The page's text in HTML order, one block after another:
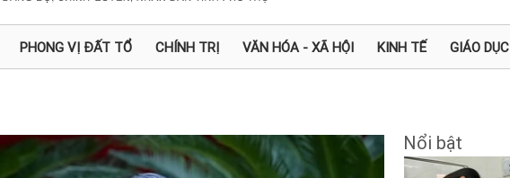
PHONG VỊ ĐẤT TỔ CHÍNH TRỊ VĂN HÓA - XÃ HỘI KINH TẾ GIÁO DỤC
Nổi bật